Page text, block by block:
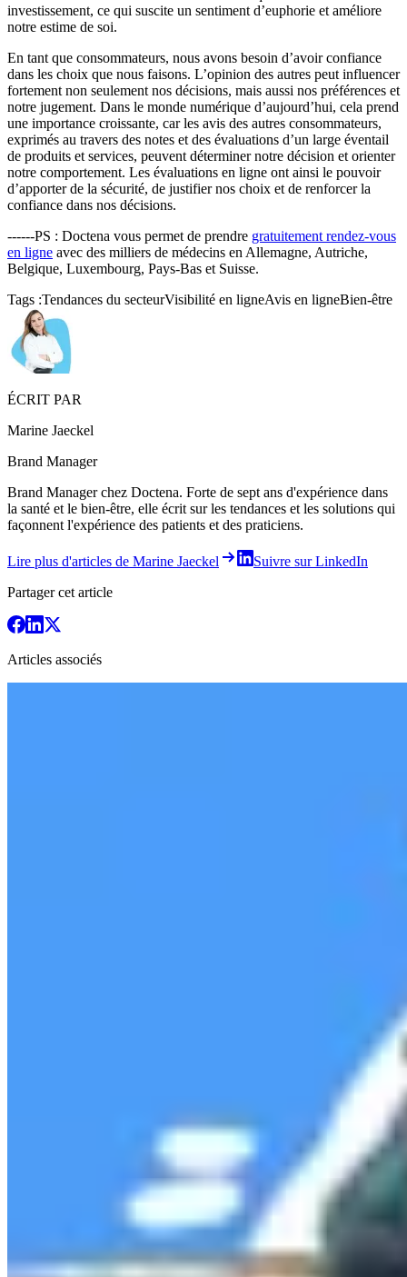
investissement, ce qui suscite un sentiment d’euphorie et améliore
notre estime de soi.
En tant que consommateurs, nous avons besoin d’avoir confiance
dans les choix que nous faisons. L’opinion des autres peut influencer
fortement non seulement nos décisions, mais aussi nos préférences et
notre jugement. Dans le monde numérique d’aujourd’hui, cela prend
une importance croissante, car les avis des autres consommateurs,
exprimés au travers des notes et des évaluations d’un large éventail
de produits et services, peuvent déterminer notre décision et orienter
notre comportement. Les évaluations en ligne ont ainsi le pouvoir
d’apporter de la sécurité, de justifier nos choix et de renforcer la
confiance dans nos décisions.
------PS : Doctena vous permet de prendre gratuitement rendez-vous
en ligne avec des milliers de médecins en Allemagne, Autriche,
Belgique, Luxembourg, Pays-Bas et Suisse.
Tags :Tendances du secteurVisibilité en ligneAvis en ligneBien-être
ÉCRIT PAR
Marine Jaeckel
Brand Manager
Brand Manager chez Doctena. Forte de sept ans d'expérience dans
la santé et le bien-être, elle écrit sur les tendances et les solutions qui
façonnent l'expérience des patients et des praticiens.
Lire plus d'articles de Marine Jaeckel
Suivre sur LinkedIn
Partager cet article
Articles associés